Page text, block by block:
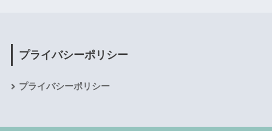
プライバシーポリシー
プライバシーポリシー